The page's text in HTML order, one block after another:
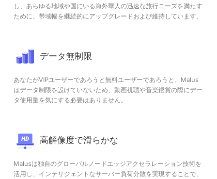
し、あらゆる地域や国にいる海外華人の迅速な旅行ニーズを満たす
ために、帯域幅を継続的にアップグレードおよび維持しています。
データ無制限
あなたがVIPユーザーであろうと無料ユーザーであろうと、Malus
はデータ制限を設けていないため、動画視聴や音楽鑑賞の際にデー
タ使用量を気にする必要はありません。
高解像度で滑らかな
Malusは独自のグローバルノードエッジアクセラレーション技術を
活用し、インテリジェントなサーバー負荷分散を実現することで、